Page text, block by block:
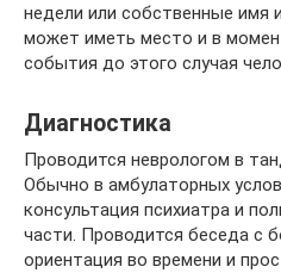
недели или собственные имя
может иметь место и в
события до этого случая
Диагностика
Проводится неврологом в
Обычно в амбулаторных
консультация психиатра и
части. Проводится беседа с
ориентация во времени и